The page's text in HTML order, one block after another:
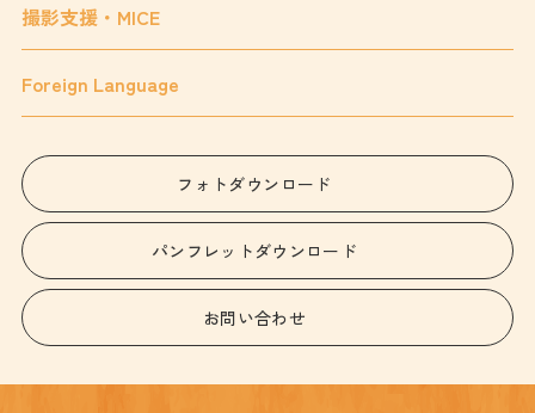
撮影支援・MICE
Foreign Language
フォトダウンロード
パンフレットダウンロード
お問い合わせ